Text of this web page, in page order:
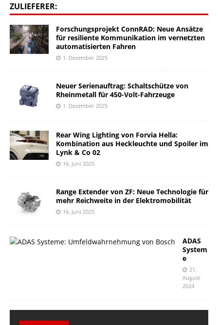
ZULIEFERER:
Forschungsprojekt ConnRAD: Neue Ansätze
für resiliente Kommunikation im vernetzten
automatisierten Fahren
1. Dezember 2025
Neuer Serienauftrag: Schaltschütze von
Rheinmetall für 450-Volt-Fahrzeuge
1. Dezember 2025
Rear Wing Lighting von Forvia Hella:
Kombination aus Heckleuchte und Spoiler im
Lynk & Co 02
16. Juni 2025
Range Extender von ZF: Neue Technologie für
mehr Reichweite in der Elektromobilität
16. Juni 2025
ADAS
System
e
21.
August
2024